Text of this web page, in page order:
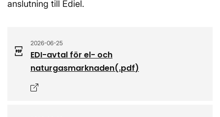
anslutning till Ediel.
2026-06-25
EDI-avtal för el- och
naturgasmarknaden(.pdf)